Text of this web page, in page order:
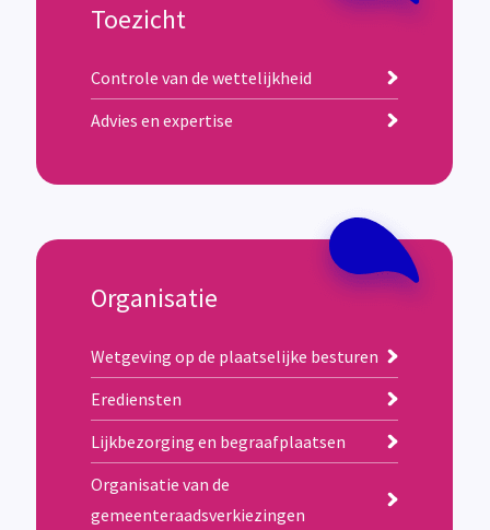
Toezicht
Controle van de wettelijkheid
Advies en expertise
Organisatie
Wetgeving op de plaatselijke besturen
Erediensten
Lijkbezorging en begraafplaatsen
Organisatie van de
gemeenteraadsverkiezingen